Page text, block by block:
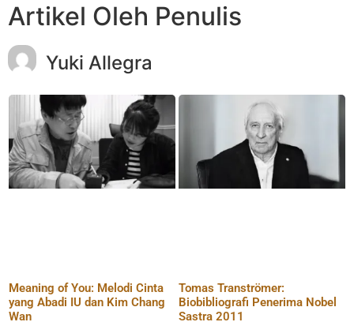
Artikel Oleh Penulis
Yuki Allegra
Meaning of You: Melodi Cinta
yang Abadi IU dan Kim Chang
Wan
Tomas Tranströmer:
Biobibliografi Penerima Nobel
Sastra 2011